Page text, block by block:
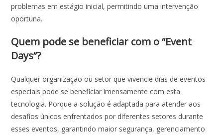
problemas em estágio inicial, permitindo uma intervenção
oportuna.
Quem pode se beneficiar com o “Event
Days”?
Qualquer organização ou setor que vivencie dias de eventos
especiais pode se beneficiar imensamente com esta
tecnologia. Porque a solução é adaptada para atender aos
desafios únicos enfrentados por diferentes setores durante
esses eventos, garantindo maior segurança, gerenciamento